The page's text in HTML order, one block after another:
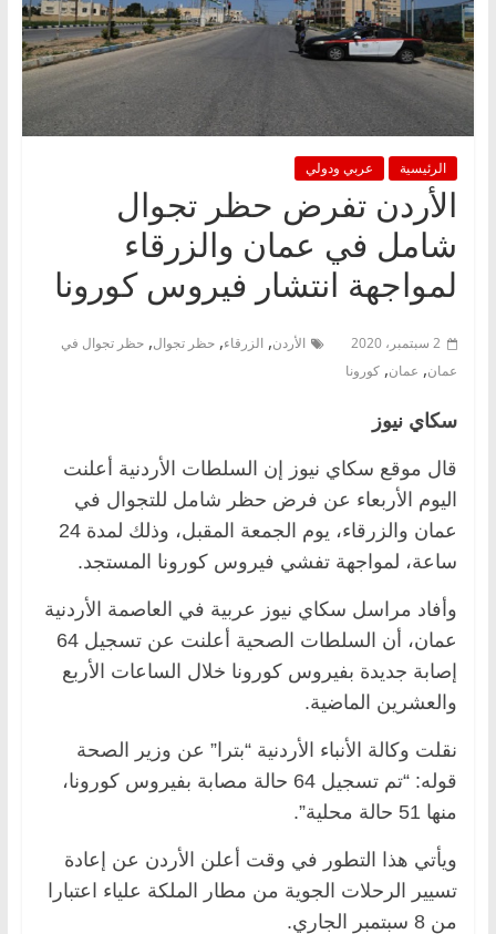
الرئيسية عربي ودولي
الأردن تفرض حظر تجوال
شامل في عمان والزرقاء
لمواجهة انتشار فيروس كورونا
2 سبتمبر، 2020 الأردن, الزرقاء, حظر تجوال, حظر تجوال في
عمان, عمان, كورونا
سكاي نيوز
قال موقع سكاي نيوز إن السلطات الأردنية أعلنت
اليوم الأربعاء عن فرض حظر شامل للتجوال في
عمان والزرقاء، يوم الجمعة المقبل، وذلك لمدة 24
ساعة، لمواجهة تفشي فيروس كورونا المستجد.
وأفاد مراسل سكاي نيوز عربية في العاصمة الأردنية
عمان، أن السلطات الصحية أعلنت عن تسجيل 64
إصابة جديدة بفيروس كورونا خلال الساعات الأربع
والعشرين الماضية.
نقلت وكالة الأنباء الأردنية “بترا” عن وزير الصحة
قوله: “تم تسجيل 64 حالة مصابة بفيروس كورونا،
منها 51 حالة محلية”.
ويأتي هذا التطور في وقت أعلن الأردن عن إعادة
تسيير الرحلات الجوية من مطار الملكة علياء اعتبارا
من 8 سبتمبر الجاري.